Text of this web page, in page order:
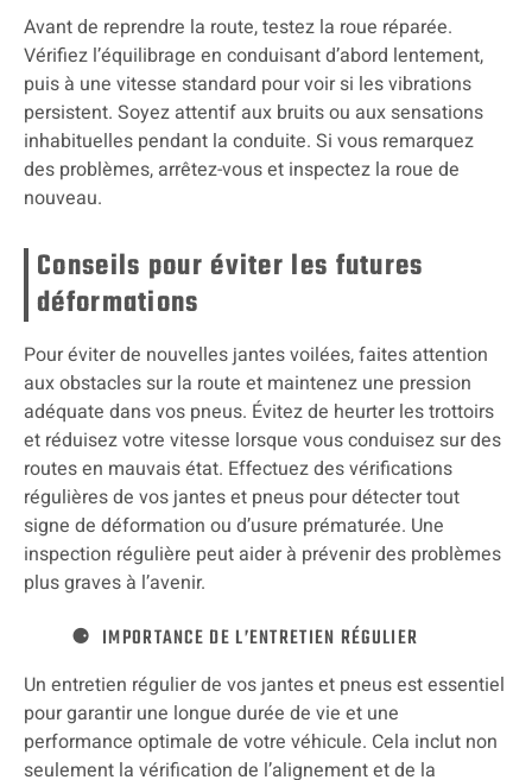
Avant de reprendre la route, testez la roue réparée.
Vérifiez l’équilibrage en conduisant d’abord lentement,
puis à une vitesse standard pour voir si les vibrations
persistent. Soyez attentif aux bruits ou aux sensations
inhabituelles pendant la conduite. Si vous remarquez
des problèmes, arrêtez-vous et inspectez la roue de
nouveau.
Conseils pour éviter les futures
déformations
Pour éviter de nouvelles jantes voilées, faites attention
aux obstacles sur la route et maintenez une pression
adéquate dans vos pneus. Évitez de heurter les trottoirs
et réduisez votre vitesse lorsque vous conduisez sur des
routes en mauvais état. Effectuez des vérifications
régulières de vos jantes et pneus pour détecter tout
signe de déformation ou d’usure prématurée. Une
inspection régulière peut aider à prévenir des problèmes
plus graves à l’avenir.
IMPORTANCE DE L’ENTRETIEN RÉGULIER
Un entretien régulier de vos jantes et pneus est essentiel
pour garantir une longue durée de vie et une
performance optimale de votre véhicule. Cela inclut non
seulement la vérification de l’alignement et de la